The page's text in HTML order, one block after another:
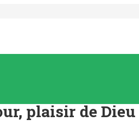
plaisir de Dieu